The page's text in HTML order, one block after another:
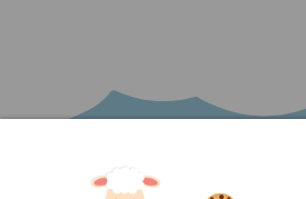
garanderen een probleemloze levering voor
u of u kinderen snel profiteren van een